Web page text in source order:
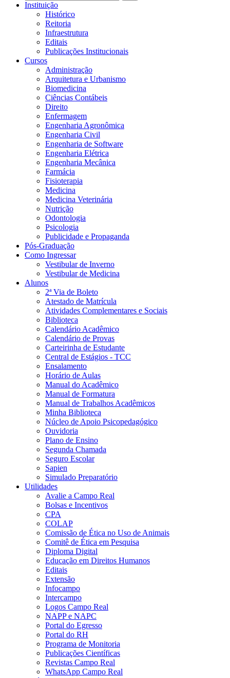
Instituição
Histórico
Reitoria
Infraestrutura
Editais
Publicações Institucionais
Cursos
Administração
Arquitetura e Urbanismo
Biomedicina
Ciências Contábeis
Direito
Enfermagem
Engenharia Agronômica
Engenharia Civil
Engenharia de Software
Engenharia Elétrica
Engenharia Mecânica
Farmácia
Fisioterapia
Medicina
Medicina Veterinária
Nutrição
Odontologia
Psicologia
Publicidade e Propaganda
Pós-Graduação
Como Ingressar
Vestibular de Inverno
Vestibular de Medicina
Alunos
2ª Via de Boleto
Atestado de Matrícula
Atividades Complementares e Sociais
Biblioteca
Calendário Acadêmico
Calendário de Provas
Carteirinha de Estudante
Central de Estágios - TCC
Ensalamento
Horário de Aulas
Manual do Acadêmico
Manual de Formatura
Manual de Trabalhos Acadêmicos
Minha Biblioteca
Núcleo de Apoio Psicopedagógico
Ouvidoria
Plano de Ensino
Segunda Chamada
Seguro Escolar
Sapien
Simulado Preparatório
Utilidades
Avalie a Campo Real
Bolsas e Incentivos
CPA
COLAP
Comissão de Ética no Uso de Animais
Comitê de Ética em Pesquisa
Diploma Digital
Educação em Direitos Humanos
Editais
Extensão
Infocampo
Intercampo
Logos Campo Real
NAPP e NAPC
Portal do Egresso
Portal do RH
Programa de Monitoria
Publicações Científicas
Revistas Campo Real
WhatsApp Campo Real